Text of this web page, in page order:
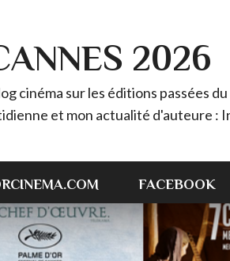
2026
cinéma sur les éditions passées
et mon actualité d'auteure :
FACEBOOK